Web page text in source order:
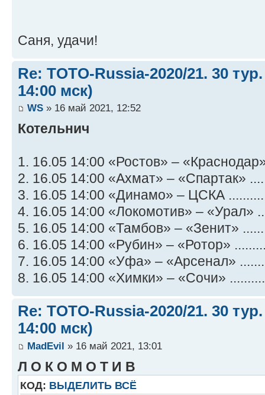
Саня, удачи!
Re: TOTO-Russia-2020/21. 30
14:00 мск)
WS » 16 май 2021, 12:52
Котельнич
1. 16.05 14:00 «Ростов» –
2. 16.05 14:00 «Ахмат» – «Спартак»
3. 16.05 14:00 «Динамо» – ЦСКА
4. 16.05 14:00 «Локомотив» – «Урал»
5. 16.05 14:00 «Тамбов» – «Зенит»
6. 16.05 14:00 «Рубин» – «Ротор»
7. 16.05 14:00 «Уфа» – «Арсенал»
8. 16.05 14:00 «Химки» – «Сочи»
Re: TOTO-Russia-2020/21. 30
14:00 мск)
MadEvil » 16 май 2021, 13:01
Л О К О М О Т И В
КОД: ВЫДЕЛИТЬ ВСЁ